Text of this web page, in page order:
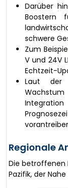
Darüber
schwere
Zum
V und 24V
Echtzeit-
Laut der
Regionale
Die betroffenen
Pazifik, der